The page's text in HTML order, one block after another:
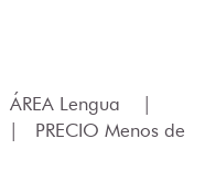
ÁREA Lengua
|
|
PRECIO Menos de